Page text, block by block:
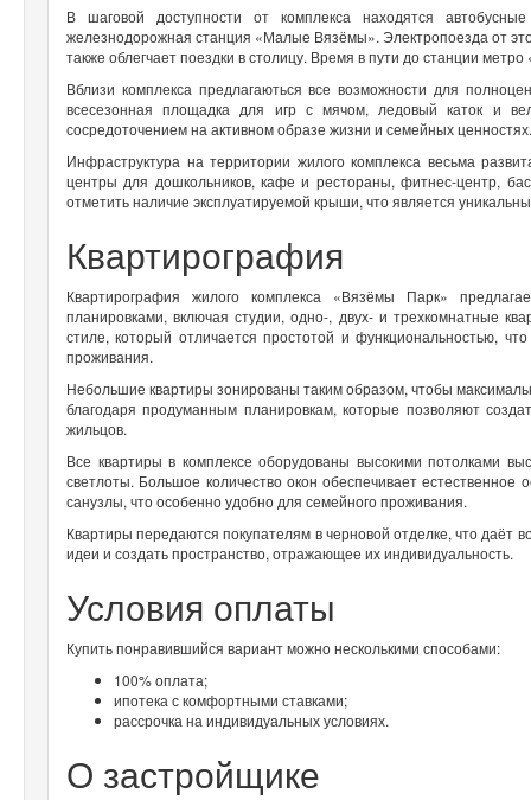
В шаговой доступности от комплекса находятся
железнодорожная станция «Малые Вязёмы». Электропоезда от
также облегчает поездки в столицу. Время в пути до станции
Вблизи комплекса предлагаються все возможности для
всесезонная площадка для игр с мячом, ледовый каток и
сосредоточением на активном образе жизни и семейных ценностях.
Инфраструктура на территории жилого комплекса весьма
центры для дошкольников, кафе и рестораны, фитнес-центр,
отметить наличие эксплуатируемой крыши, что является
Квартирография
Квартирография жилого комплекса «Вязёмы Парк»
планировками, включая студии, одно-, двух- и трехкомнатные
стиле, который отличается простотой и функциональностью,
проживания.
Небольшие квартиры зонированы таким образом, чтобы
благодаря продуманным планировкам, которые позволяют
жильцов.
Все квартиры в комплексе оборудованы высокими потолками
светлоты. Большое количество окон обеспечивает
санузлы, что особенно удобно для семейного проживания.
Квартиры передаются покупателям в черновой отделке, что даёт
идеи и создать пространство, отражающее их индивидуальность.
Условия оплаты
Купить понравившийся вариант можно несколькими способами:
100% оплата;
ипотека с комфортными ставками;
рассрочка на индивидуальных условиях.
О застройщике